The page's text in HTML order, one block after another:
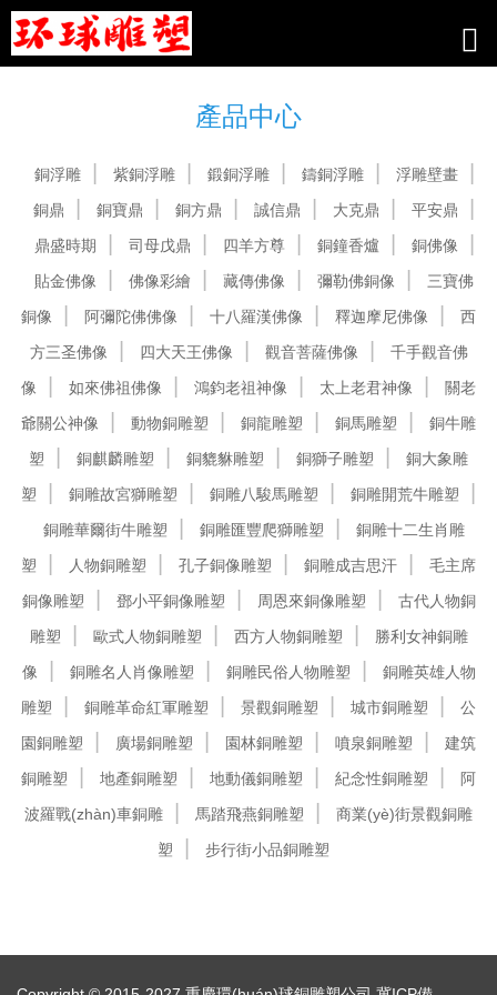
99久热_中国A级毛片视频_熟妇综合
网_国产AV影院_热久久久
產品中心
銅浮雕 紫銅浮雕 鍛銅浮雕 鑄銅浮雕
浮雕壁畫
銅鼎
銅寶鼎 銅方鼎 誠信鼎 大克鼎
平安鼎
鼎盛時期
司母戊鼎 四羊方尊 銅鐘香爐
銅佛像
貼金佛像
佛像彩繪 藏傳佛像 彌勒佛銅像
三寶佛
銅像
阿彌陀佛佛像 十八羅漢佛像 釋迦摩尼佛像
西
方三圣佛像
四大天王佛像 觀音菩薩佛像
千手觀音佛
像
如來佛祖佛像 鴻鈞老祖神像 太上老君神像
關老
爺關公神像
動物銅雕塑 銅龍雕塑 銅馬雕塑
銅牛雕
塑
銅麒麟雕塑 銅貔貅雕塑 銅獅子雕塑
銅大象雕
塑
銅雕故宮獅雕塑 銅雕八駿馬雕塑
銅雕開荒牛雕塑
銅雕華爾街牛雕塑
銅雕匯豐爬獅雕塑
銅雕十二生肖雕
塑
人物銅雕塑 孔子銅像雕塑 銅雕成吉思汗
毛主席
銅像雕塑
鄧小平銅像雕塑 周恩來銅像雕塑
古代人物銅
雕塑
歐式人物銅雕塑 西方人物銅雕塑
勝利女神銅雕
像
銅雕名人肖像雕塑 銅雕民俗人物雕塑
銅雕英雄人物
雕塑
銅雕革命紅軍雕塑 景觀銅雕塑 城市銅雕塑
公
園銅雕塑
廣場銅雕塑 園林銅雕塑 噴泉銅雕塑
建筑
銅雕塑
地產銅雕塑 地動儀銅雕塑 紀念性銅雕塑
阿
波羅戰(zhàn)車銅雕
馬踏飛燕銅雕塑
商業(yè)街景觀銅雕
塑
步行街小品銅雕塑